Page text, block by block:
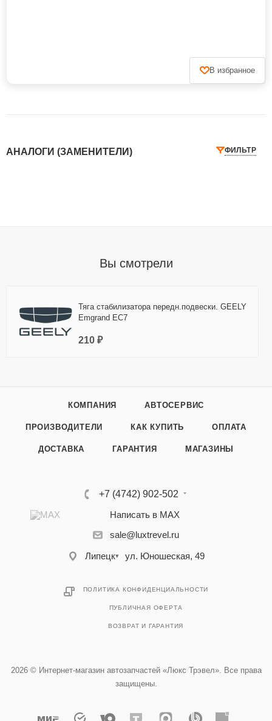
В избранное
АНАЛОГИ (ЗАМЕНИТЕЛИ) ФИЛЬТР
Вы смотрели
Тяга стабилизатора передн.подвески. GEELY
Emgrand EC7
210 ₽
КОМПАНИЯ АВТОСЕРВИС
ПРОИЗВОДИТЕЛИ КАК КУПИТЬ ОПЛАТА
ДОСТАВКА ГАРАНТИЯ МАГАЗИНЫ
+7 (4742) 902-502
Написать в MAX
sale@luxtrevel.ru
Липецк▾ ул. Юношеская, 49
ПОЛИТИКА КОНФИДЕНЦИАЛЬНОСТИ
ПУБЛИЧНАЯ ОФЕРТА
ВОЗВРАТ И ГАРАНТИЯ
2026 © Интернет-магазин автозапчастей «Люкс Трэвел». Все права
защищены.